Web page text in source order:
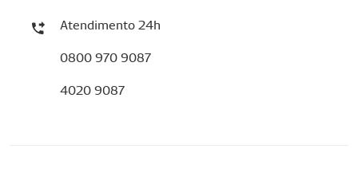
Atendimento 24h
0800 970 9087
4020 9087